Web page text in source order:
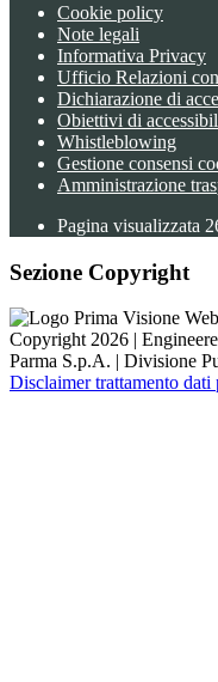
Cookie policy
Note legali
Informativa Privacy
Ufficio Relazioni
Dichiarazione di
Obiettivi di
Whistleblowing
Gestione consensi
Amministrazione
Pagina visualizzata
Sezione Copyright
Copyright 2026 |
Parma S.p.A. | Divisione
Disclaimer trattamento dati